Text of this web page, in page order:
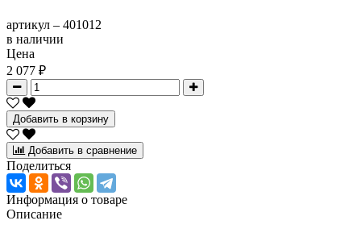
артикул – 401012
в наличии
Цена
2 077 ₽
Добавить в корзину
Добавить в сравнение
Поделиться
Информация о товаре
Описание